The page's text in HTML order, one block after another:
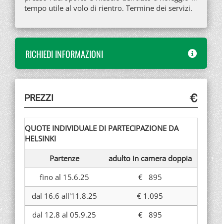
tempo utile al volo di rientro. Termine dei servizi.
RICHIEDI INFORMAZIONI
PREZZI
QUOTE INDIVIDUALE DI PARTECIPAZIONE DA
HELSINKI
Partenze
adulto in camera doppia
fino al 15.6.25
€ 895
dal 16.6 all'11.8.25
€ 1.095
dal 12.8 al 05.9.25
€ 895